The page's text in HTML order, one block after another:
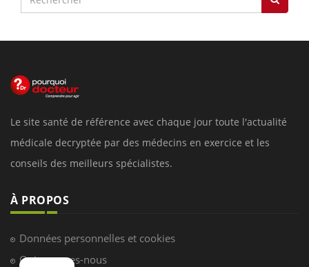
Le site santé de référence avec chaque jour toute l'actualité
médicale decryptée par des médecins en exercice et les
conseils des meilleurs spécialistes.
À PROPOS
Données personnelles et cookies
Qui sommes-nous